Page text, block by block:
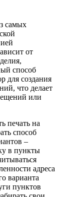
самых
от
способ
для создания
что делает
или
печать на
способ
–
в пункты
адреса
варианта
пунктов